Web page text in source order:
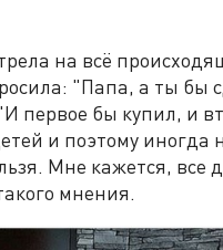
на всё
"Папа, а ты бы
первое бы купил, и
и поэтому
Мне кажется, все
мнения.